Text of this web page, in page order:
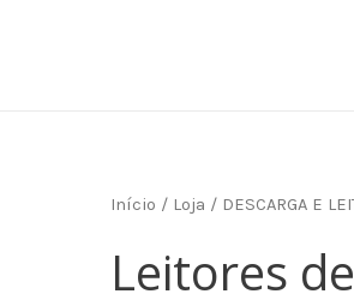
Início / Loja / DESCARGA E
Leitores